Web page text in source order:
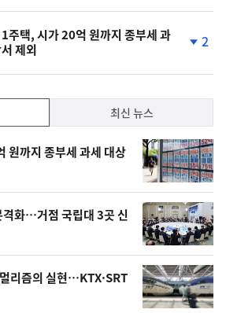
주택, 시가 20억 원까지 종부세 과
제외
하
락
2
최신 뉴스
원까지 종부세 과세 대상
화…거점 국립대 3곳 신
리즘의 실현…KTX·SRT